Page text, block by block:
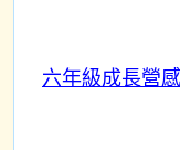
六年級成長營